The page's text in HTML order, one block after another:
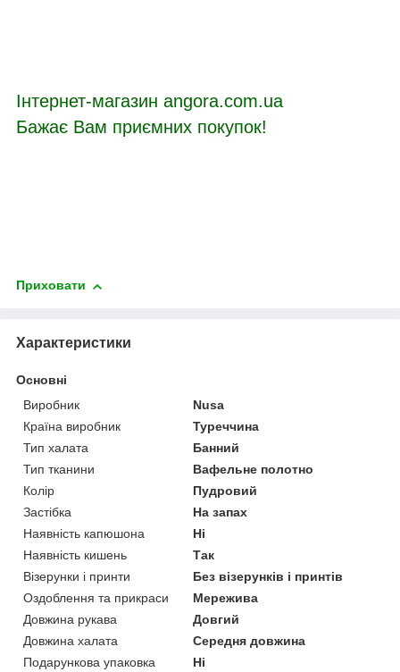
Інтернет-магазин angora.com.ua
Бажає Вам приємних покупок!
Приховати
Характеристики
Основні
Виробник
Nusa
Країна виробник
Туреччина
Тип халата
Банний
Тип тканини
Вафельне полотно
Колір
Пудровий
Застібка
На запах
Наявність капюшона
Ні
Наявність кишень
Так
Візерунки і принти
Без візерунків і принтів
Оздоблення та прикраси
Мережива
Довжина рукава
Довгий
Довжина халата
Середня довжина
Подарункова упаковка
Ні